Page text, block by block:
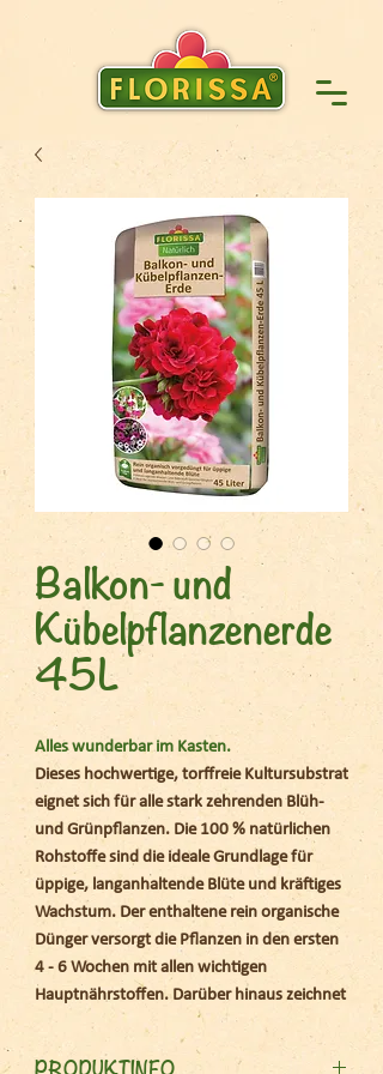
Balkon- und
Kübelpflanzenerde
45L
Alles wunderbar im Kasten.
Dieses hochwertige, torffreie Kultursubstrat
eignet sich für alle stark zehrenden Blüh-
und Grünpflanzen. Die 100 % natürlichen
Rohstoffe sind die ideale Grundlage für
üppige, langanhaltende Blüte und kräftiges
Wachstum. Der enthaltene rein organische
Dünger versorgt die Pflanzen in den ersten
4 - 6 Wochen mit allen wichtigen
Hauptnährstoffen. Darüber hinaus zeichnet
sich die Balkon- und Kübelpflanzenerde
durch eine stabile Struktur, ein hohes
PRODUKTINFO